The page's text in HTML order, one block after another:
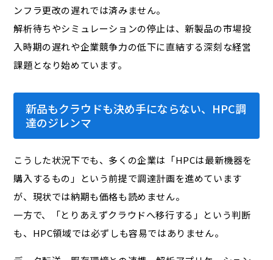
ンフラ更改の遅れでは済みません。
解析待ちやシミュレーションの停止は、新製品の市場投
入時期の遅れや企業競争力の低下に直結する深刻な経営
課題となり始めています。
新品もクラウドも決め手にならない、HPC調
達のジレンマ
こうした状況下でも、多くの企業は「HPCは最新機器を
購入するもの」という前提で調達計画を進めています
が、現状では納期も価格も読めません。
一方で、「とりあえずクラウドへ移行する」という判断
も、HPC領域では必ずしも容易ではありません。